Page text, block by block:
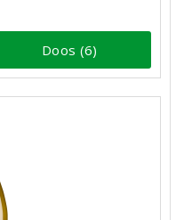
Doos (6)